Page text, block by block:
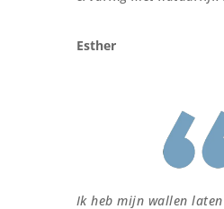
Esther
Ik heb mijn wallen